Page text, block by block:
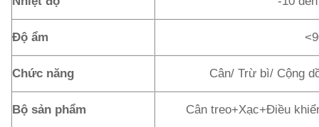
Độ ẩm
Chức năng Cân/ Trừ bì/ Cộng
Bộ sản phẩm Cân treo+Xạc+Điều